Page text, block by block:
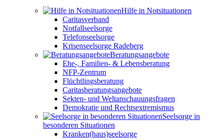
Hilfe in Notsituationen
Caritasverband
Notfallseelsorge
Telefonseelsorge
Krisenseelsorge Radeberg
Beratungsangebote
Ehe-, Familien- & Lebensberatung
NFP-Zentrum
Flüchtlingsberatung
Caritasberatungsangebote
Sekten- und Weltanschauungsfragen
Demokratie und Rechtsextremismus
Seelsorge in
besonderen Situationen
Kranken(haus)seelsorge